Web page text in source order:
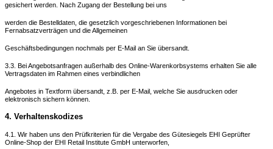
gesichert werden. Nach Zugang der Bestellung bei uns
werden die Bestelldaten, die gesetzlich vorgeschriebenen Informationen bei
Fernabsatzverträgen und die Allgemeinen
Geschäftsbedingungen nochmals per E-Mail an Sie übersandt.
3.3. Bei Angebotsanfragen außerhalb des Online-Warenkorbsystems erhalten Sie alle
Vertragsdaten im Rahmen eines verbindlichen
Angebotes in Textform übersandt, z.B. per E-Mail, welche Sie ausdrucken oder
elektronisch sichern können.
4. Verhaltenskodizes
4.1. Wir haben uns den Prüfkriterien für die Vergabe des Gütesiegels EHI Geprüfter
Online-Shop der EHI Retail Institute GmbH unterworfen,